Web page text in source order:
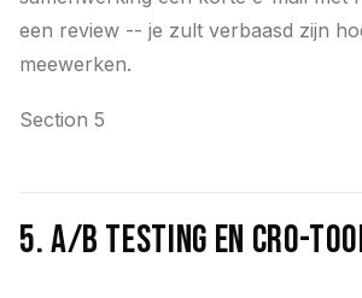
een review -- je zult verbaasd zijn
meewerken.
Section 5
5. A/B testing en CRO-